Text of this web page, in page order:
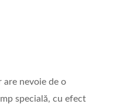
are nevoie de o
specială, cu efect